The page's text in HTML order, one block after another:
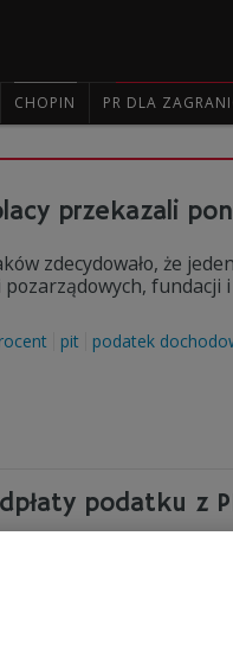
CHOPIN PR DLA
przekazali
zdecydowało, że
pit podatek
podatku z
2013 nadpłatę
należności